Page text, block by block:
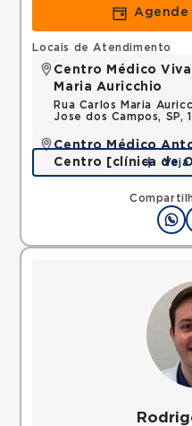
Agende
Locais de Atendimento
Centro Médico
Maria Auricchio
Rua Carlos Maria
Jose dos Campos, SP,
Centro Médico
Centro [clínica de
Rua Quinze de
Mapa
Veja